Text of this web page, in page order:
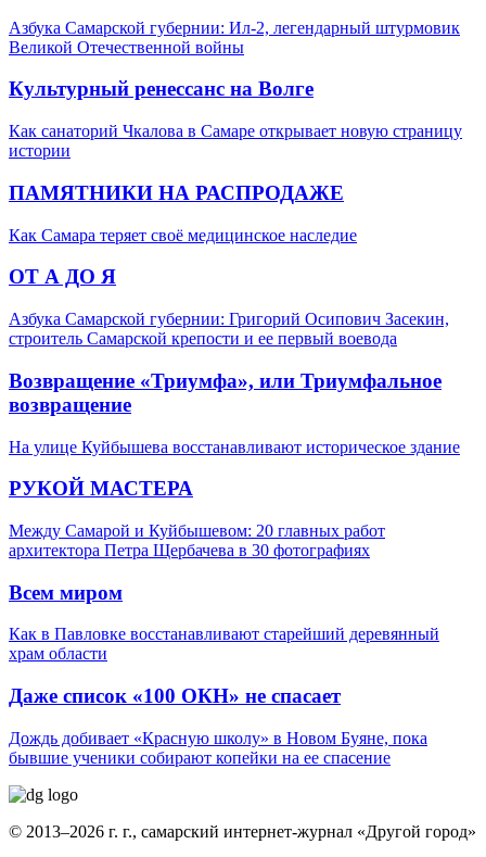
Азбука Самарской губернии: Ил-2, легендарный штурмовик
Великой Отечественной войны
Культурный ренессанс на Волге
Как санаторий Чкалова в Самаре открывает новую страницу
истории
ПАМЯТНИКИ НА РАСПРОДАЖЕ
Как Самара теряет своё медицинское наследие
ОТ А ДО Я
Азбука Самарской губернии: Григорий Осипович Засекин,
строитель Самарской крепости и ее первый воевода
Возвращение «Триумфа», или Триумфальное
возвращение
На улице Куйбышева восстанавливают историческое здание
РУКОЙ МАСТЕРА
Между Самарой и Куйбышевом: 20 главных работ
архитектора Петра Щербачева в 30 фотографиях
Всем миром
Как в Павловке восстанавливают старейший деревянный
храм области
Даже список «100 ОКН» не спасает
Дождь добивает «Красную школу» в Новом Буяне, пока
бывшие ученики собирают копейки на ее спасение
© 2013–2026 г. г., самарский интернет-журнал «Другой город»